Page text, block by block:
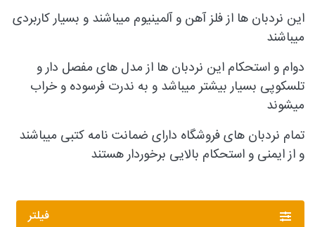
این نردبان ها از فلز آهن و آلمینیوم میباشند و بسیار کاربردی
میباشند
دوام و استحکام این نردبان ها از مدل های مفصل دار و
تلسکوپی بسیار بیشتر میباشد و به ندرت فرسوده و خراب
میشوند
تمام نردبان های فروشگاه دارای ضمانت نامه کتبی میباشند
و از ایمنی و استحکام بالایی برخوردار هستند
فیلتر